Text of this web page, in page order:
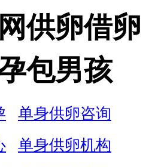
供卵借卵
包男孩
单身供卵咨询
单身供卵机构